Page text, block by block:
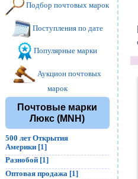
Подбор почтовых марок
Поступления по дате
Популярные марки
Аукцион почтовых
марок
Почтовые марки
Люкс (MNH)
500 лет Открытия
Америки [1]
Разнобой [1]
Оптовая продажа [1]